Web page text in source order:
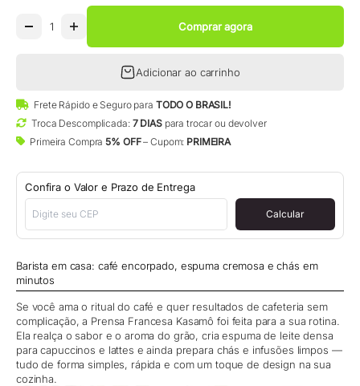
Comprar agora
Adicionar ao carrinho
Frete Rápido e Seguro para TODO O BRASIL!
Troca Descomplicada: 7 DIASpara trocar ou devolver
Primeira Compra5% OFF– Cupom: PRIMEIRA
Confira o Valor e Prazo de Entrega
Calcular
Barista em casa: café encorpado, espuma cremosa e chás em
minutos
Se você ama o ritual do café e quer resultados de cafeteria sem
complicação, a Prensa Francesa Kasamô foi feita para a sua rotina.
Ela realça o sabor e o aroma do grão, cria espuma de leite densa
para capuccinos e lattes e ainda prepara chás e infusões limpos —
tudo de forma simples, rápida e com um toque de design na sua
cozinha.